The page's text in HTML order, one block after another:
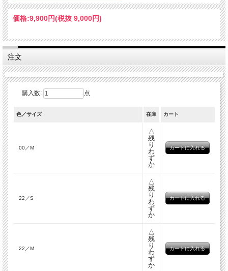
価格:9,900円(税抜 9,000円)
注文
購入数: 点
色／サイズ 在庫 カート
00／M
△
残
り
わ
ず
か
22／S
△
残
り
わ
ず
か
22／M
△
残
り
わ
ず
か